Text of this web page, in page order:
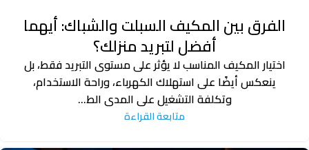
الفرق بين المكيف السبلت والشباك: أيهما
أفضل لتبريد منزلك؟
اختيار المكيف المناسب لا يؤثر على مستوى التبريد فقط، بل
ينعكس أيضًا على استهلاك الكهرباء، وراحة الاستخدام،
وتكلفة التشغيل على المدى الط...
متابعة القراءة